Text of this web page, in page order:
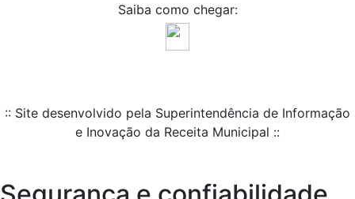
Saiba como chegar:
:: Site desenvolvido pela Superintendência de Informação
e Inovação da Receita Municipal ::